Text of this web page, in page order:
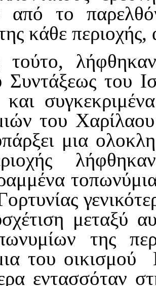
από το
κάθε
τούτο,
Συντάξεως του
του
μια
μεταξύ
της
του οικισμού
εντασσόταν